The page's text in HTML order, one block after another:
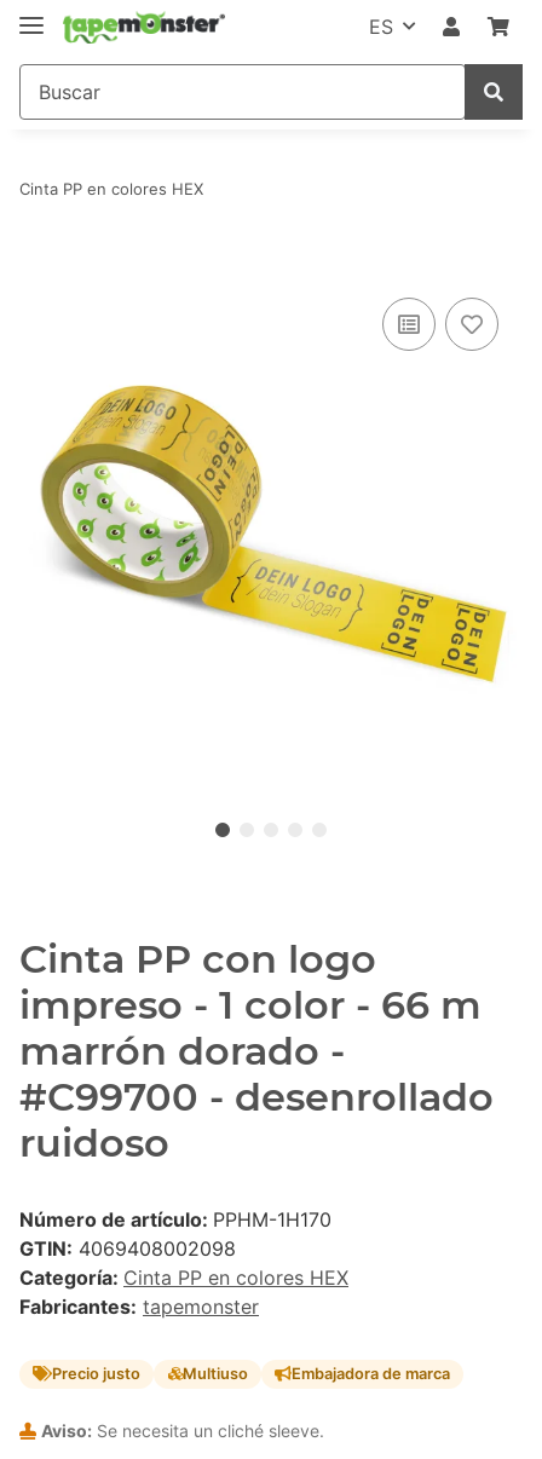
ES
Cinta PP en colores HEX
Cinta PP con logo
impreso - 1 color - 66 m
marrón dorado -
#C99700 - desenrollado
ruidoso
Número de artículo: PPHM-1H170
GTIN: 4069408002098
Categoría: Cinta PP en colores HEX
Fabricantes: tapemonster
Precio justo Multiuso Embajadora de marca
Aviso: Se necesita un cliché sleeve.